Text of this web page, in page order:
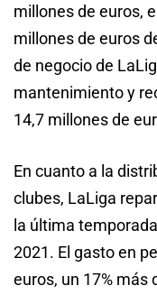
millones de euros,
millones de euros
de negocio de
mantenimiento y
14,7 millones de
En cuanto a la
clubes, LaLiga
la última
2021. El gasto en
euros, un 17% más